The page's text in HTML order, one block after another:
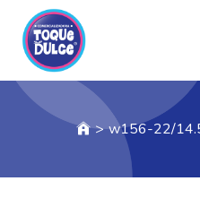
> w156-22/